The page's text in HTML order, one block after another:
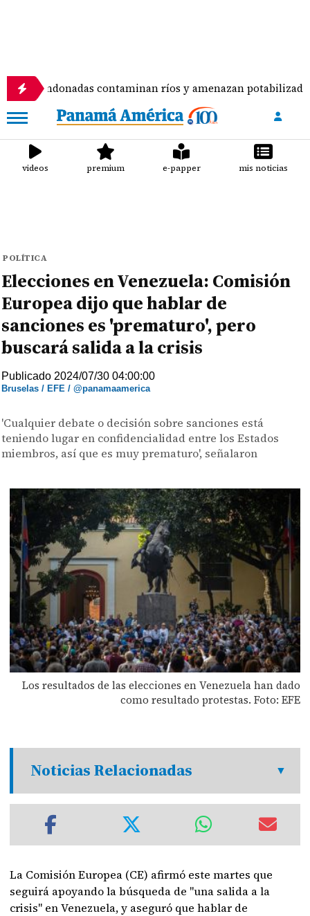
contaminan ríos y amenazan potabilizadora en
videos premium e-papper mis noticias
POLÍTICA
Elecciones en Venezuela: Comisión
Europea dijo que hablar de
sanciones es 'prematuro', pero
buscará salida a la crisis
Publicado 2024/07/30 04:00:00
Bruselas / EFE / @panamaamerica
'Cualquier debate o decisión sobre sanciones está
teniendo lugar en confidencialidad entre los Estados
miembros, así que es muy prematuro', señalaron
Los resultados de las elecciones en Venezuela han dado
como resultado protestas. Foto: EFE
Noticias Relacionadas
La Comisión Europea (CE) afirmó este martes que
seguirá apoyando la búsqueda de "una salida a la
crisis" en Venezuela, y aseguró que hablar de